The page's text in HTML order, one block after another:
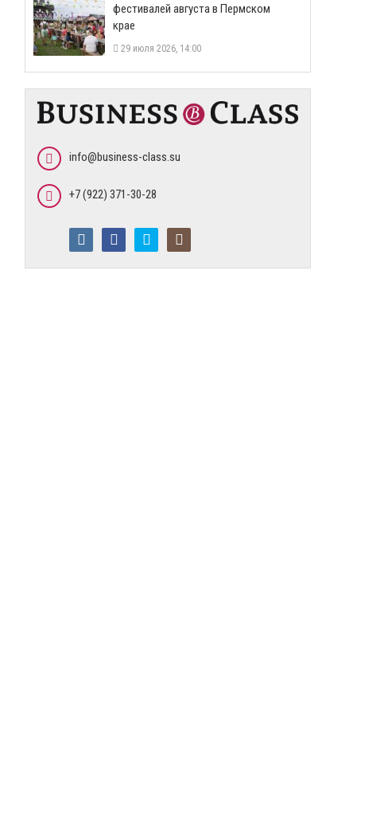
фестивалей августа в Пермском
крае
29 июля 2026, 14:00
info@business-class.su
+7 (922) 371-30-28